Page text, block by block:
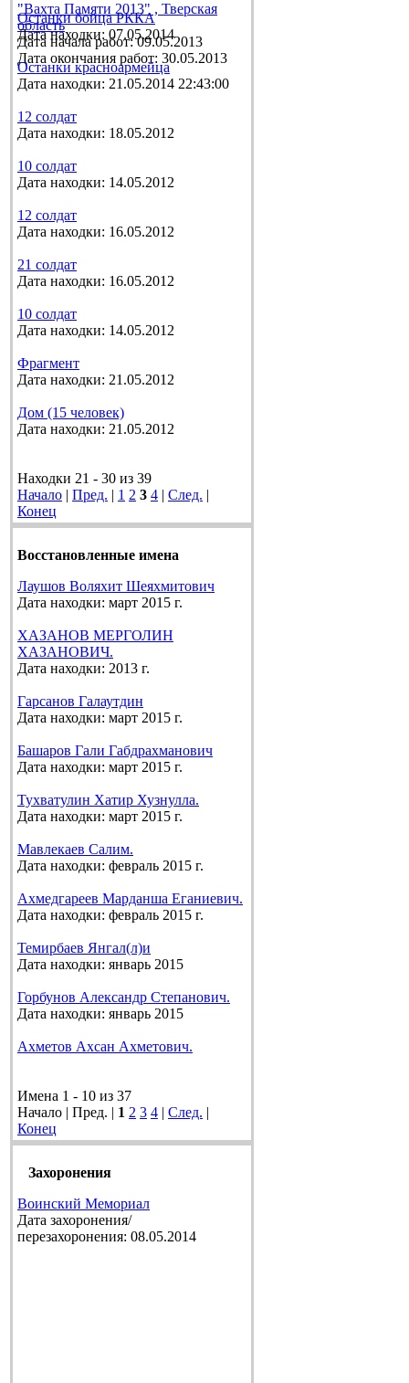
"Вахта Памяти 2013" , Тверская
область
Дата начала работ: 09.05.2013
Дата окончания работ: 30.05.2013
Останки бойца РККА
Дата находки: 07.05.2014
Останки красноармейца
Дата находки: 21.05.2014 22:43:00
12 солдат
Дата находки: 18.05.2012
10 солдат
Дата находки: 14.05.2012
12 солдат
Дата находки: 16.05.2012
21 солдат
Дата находки: 16.05.2012
10 солдат
Дата находки: 14.05.2012
Фрагмент
Дата находки: 21.05.2012
Дом (15 человек)
Дата находки: 21.05.2012
Находки 21 - 30 из 39
Начало | Пред. | 1 2 3 4 | След. |
Конец
Восстановленные имена
Лаушов Воляхит Шеяхмитович
Дата находки: март 2015 г.
ХАЗАНОВ МЕРГОЛИН
ХАЗАНОВИЧ.
Дата находки: 2013 г.
Гарсанов Галаутдин
Дата находки: март 2015 г.
Башаров Гали Габдрахманович
Дата находки: март 2015 г.
Тухватулин Хатир Хузнулла.
Дата находки: март 2015 г.
Мавлекаев Салим.
Дата находки: февраль 2015 г.
Ахмедгареев Марданша Еганиевич.
Дата находки: февраль 2015 г.
Темирбаев Янгал(л)и
Дата находки: январь 2015
Горбунов Александр Степанович.
Дата находки: январь 2015
Ахметов Ахсан Ахметович.
Имена 1 - 10 из 37
Начало | Пред. | 1 2 3 4 | След. |
Конец
Захоронения
Воинский Мемориал
Дата захоронения/
перезахоронения: 08.05.2014